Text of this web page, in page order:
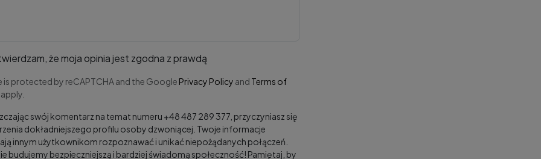
że moja opinia jest zgodna z prawdą
is protected by reCAPTCHA and the Google Privacy Policy and Terms of
apply.
swój komentarz na temat numeru +48 487 289 377, przyczyniasz się
dokładniejszego profilu osoby dzwoniącej. Twoje informacje
innym użytkownikom rozpoznawać i unikać niepożądanych połączeń.
budujemy bezpieczniejszą i bardziej świadomą społeczność! Pamiętaj, by